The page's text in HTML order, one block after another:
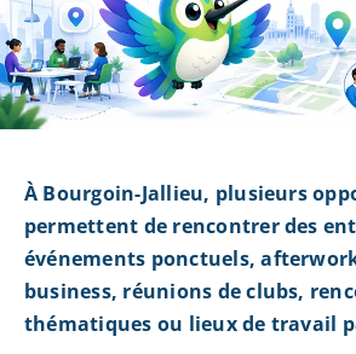
À Bourgoin-Jallieu, plusieurs
permettent de rencontrer des
événements ponctuels,
business, réunions de clubs,
thématiques ou lieux de travail